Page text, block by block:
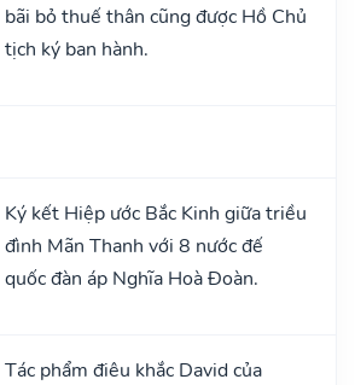
bãi bỏ thuế thân cũng được Hồ Chủ
tịch ký ban hành.
Ký kết Hiệp ước Bắc Kinh giữa triều
đình Mãn Thanh với 8 nước đế
quốc đàn áp Nghĩa Hoà Đoàn.
Tác phẩm điêu khắc David của